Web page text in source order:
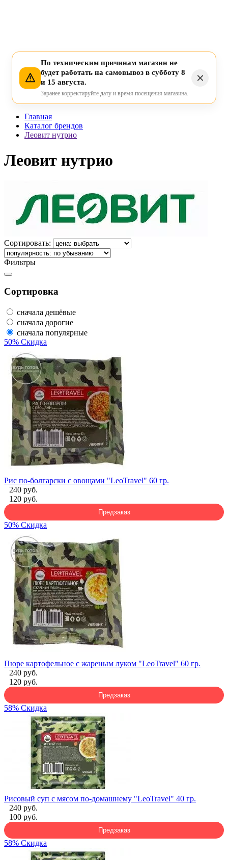
По техническим причинам магазин не
будет работать на самовывоз в субботу 8
и 15 августа.
Заранее корректируйте дату и время посещения магазина.
Главная
Каталог брендов
Леовит нутрио
Леовит нутрио
Сортировать:
Фильтры
Сортировка
сначала дешёвые
сначала дорогие
сначала популярные
50% Скидка
Рис по-болгарски с овощами "LeoTravel" 60 гр.
240 руб.
120 руб.
Предзаказ
50% Скидка
Пюре картофельное с жареным луком "LeoTravel" 60 гр.
240 руб.
120 руб.
Предзаказ
58% Скидка
Рисовый суп с мясом по-домашнему "LeoTravel" 40 гр.
240 руб.
100 руб.
Предзаказ
58% Скидка